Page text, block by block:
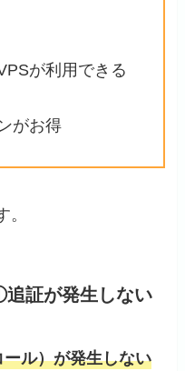
が利用できる
がお得
証が発生しない
ル）が発生しない